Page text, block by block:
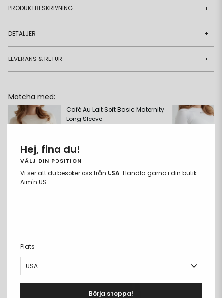
PRODUKTBESKRIVNING +
DETALJER +
LEVERANS & RETUR +
Matcha med:
Café Au Lait Soft Basic Maternity
Long Sleeve
Hej, fina du!
VÄLJ DIN POSITION
Vi ser att du besöker oss från USA. Handla gärna i din butik –
Aim'n US.
Plats
Börja shoppa!